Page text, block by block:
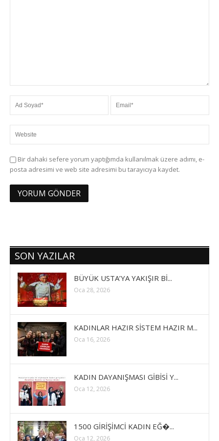
Bir dahaki sefere yorum yaptığımda kullanılmak üzere adımı, e-
posta adresimi ve web site adresimi bu tarayıcıya kaydet.
SON YAZILAR
BÜYÜK USTA’YA YAKIŞIR Bİ...
Oca 28, 2026
KADINLAR HAZIR SİSTEM HAZIR M...
Oca 16, 2026
KADIN DAYANIŞMASI GİBİSİ Y...
Oca 12, 2026
1500 GİRİŞİMCİ KADIN EĞ�...
Oca 12, 2026